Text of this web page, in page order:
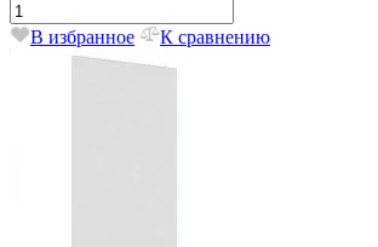
В избранное К сравнению